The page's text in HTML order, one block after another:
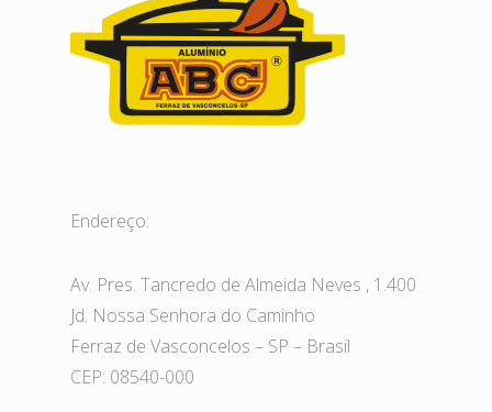
Endereço:
Av. Pres. Tancredo de Almeida Neves , 1.400
Jd. Nossa Senhora do Caminho
Ferraz de Vasconcelos – SP – Brasil
CEP: 08540-000